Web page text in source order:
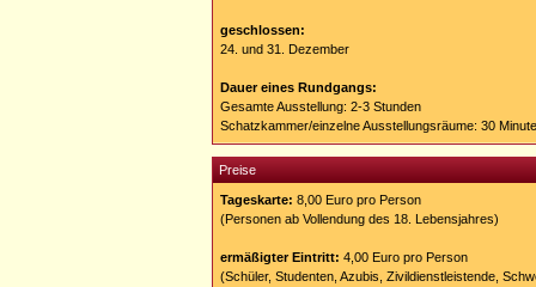
geschlossen:
24. und 31. Dezember
Dauer eines Rundgangs:
Gesamte Ausstellung: 2-3 Stunden
Schatzkammer/einzelne Ausstellungsräume: 30
Preise
Tageskarte: 8,00 Euro pro Person
(Personen ab Vollendung des 18. Lebensjahres)
ermäßigter Eintritt: 4,00 Euro pro Person
(Schüler, Studenten, Azubis, Zivildienstleistende,